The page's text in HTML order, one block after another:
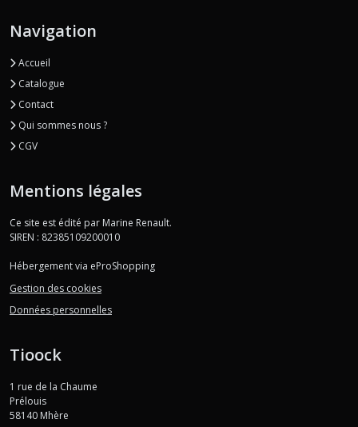
Navigation
Accueil
Catalogue
Contact
Qui sommes nous ?
CGV
Mentions légales
Ce site est édité par Marine Renault.
SIREN : 82385109200010
Hébergement via eProShopping
Gestion des cookies
Données personnelles
Tioock
1 rue de la Chaume
Prélouis
58140 Mhère